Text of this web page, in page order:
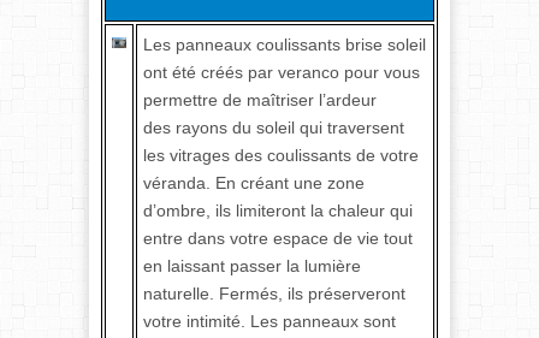
Les panneaux coulissants brise soleil
ont été créés par veranco pour vous
permettre de maîtriser l’ardeur
des rayons du soleil qui traversent
les vitrages des coulissants de votre
véranda. En créant une zone
d’ombre, ils limiteront la chaleur qui
entre dans votre espace de vie tout
en laissant passer la lumière
naturelle. Fermés, ils préserveront
votre intimité. Les panneaux sont